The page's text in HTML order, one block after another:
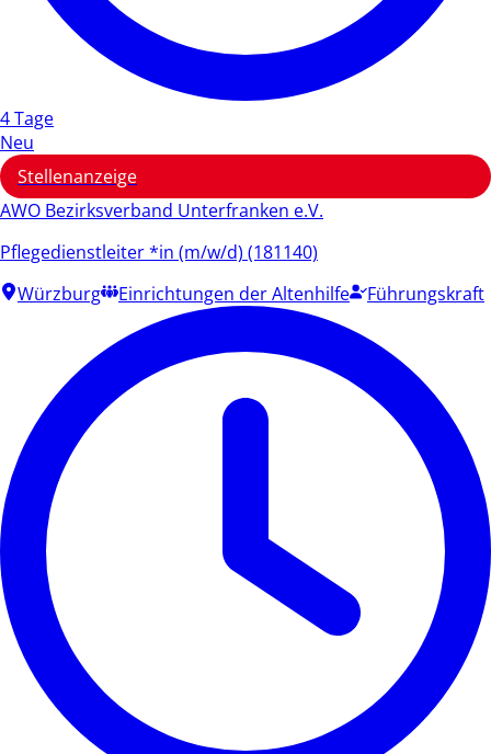
4 Tage
Neu
Stellenanzeige
AWO Bezirksverband Unterfranken e.V.
Pflegedienstleiter *in (m/w/d) (181140)
Würzburg
Einrichtungen der Altenhilfe Führungskraft